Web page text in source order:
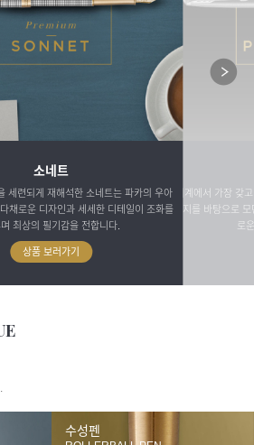
소네트
세련되게 재해석한 소네트는 파카의 우아
채로운 디자인과 세세한 디테일이 조화를
최상의 필기감을 전합니다.
상품 보러가기
‘세계에서 가장 갖
티지를 바탕으로
로
수성펜